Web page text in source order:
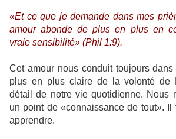
«Et ce que je demande dans mes
amour abonde de plus en plus en
vraie sensibilité» (Phil 1:9).
Cet amour nous conduit toujours
plus en plus claire de la volonté de
détail de notre vie quotidienne. Nous
un point de «connaissance de tout».
apprendre.